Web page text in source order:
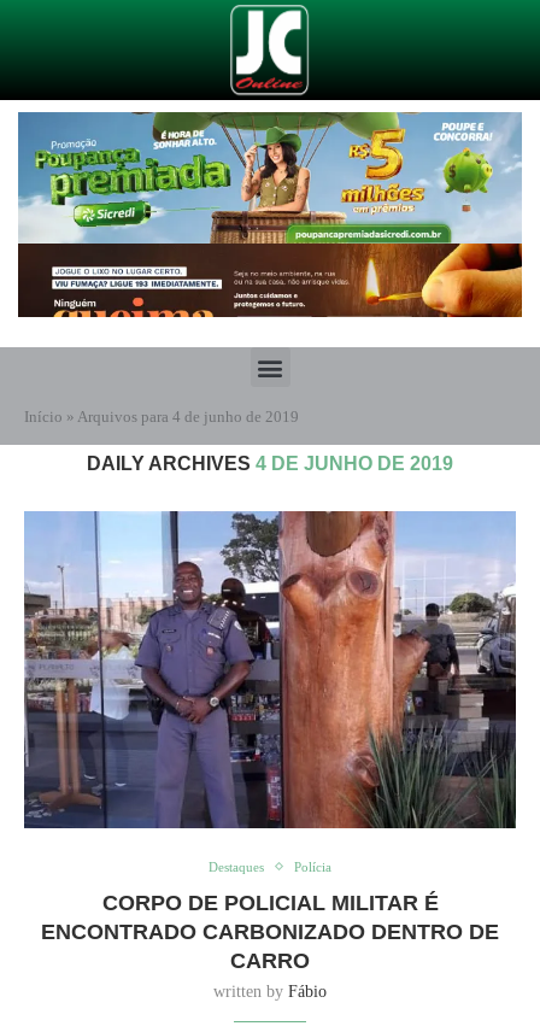
Início » Arquivos para 4 de junho de 2019
DAILY ARCHIVES 4 DE JUNHO DE 2019
Destaques Polícia
CORPO DE POLICIAL MILITAR É
ENCONTRADO CARBONIZADO DENTRO DE
CARRO
written by Fábio